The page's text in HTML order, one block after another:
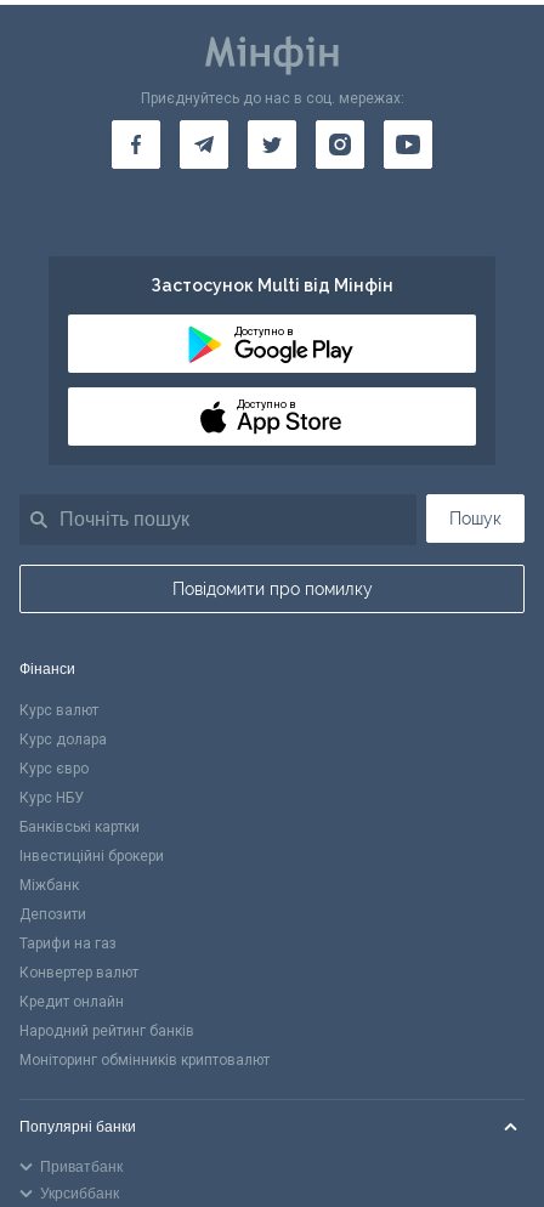
Пошук
Повідомити про помилку
Приєднуйтесь до нас в соц. мережах:
Застосунок Multi від Мінфін
Доступно в
Доступно в
Фінанси
Курс валют
Курс долара
Курс євро
Курс НБУ
Банківські картки
Інвестиційні брокери
Міжбанк
Депозити
Тарифи на газ
Конвертер валют
Кредит онлайн
Народний рейтинг банків
Моніторинг обмінників криптовалют
Популярні банки
Приватбанк
Укрсиббанк